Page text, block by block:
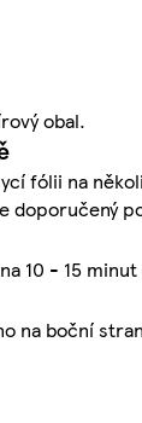
obal.
fólii na
doporučený
10 - 15
na boční